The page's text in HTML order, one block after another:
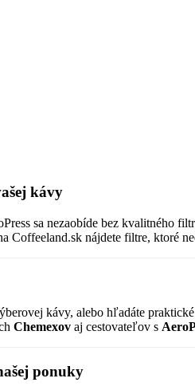
kávy
sa nezaobíde bez kvalitného
Coffeeland.sk nájdete filtre,
kávy, alebo hľadáte
Chemexov aj cestovateľov s
ponuky